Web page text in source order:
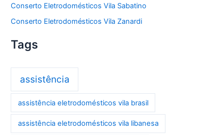
Conserto Eletrodomésticos Vila Sabatino
Conserto Eletrodomésticos Vila Zanardi
Tags
assistência
assistência eletrodomésticos vila brasil
assistência eletrodomésticos vila libanesa